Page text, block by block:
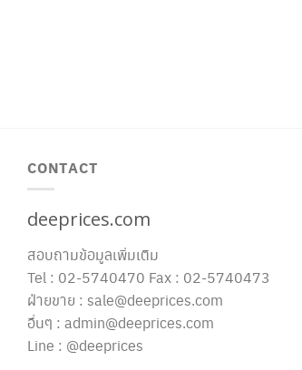
CONTACT
deeprices.com
สอบถามข้อมูลเพิ่มเติม
Tel : 02-5740470 Fax : 02-5740473
ฝ่ายขาย : sale@deeprices.com
อื่นๆ : admin@deeprices.com
Line : @deeprices